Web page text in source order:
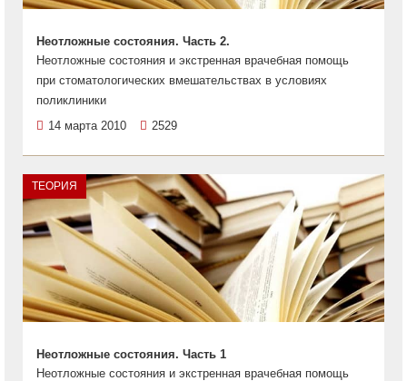
Неотложные состояния. Часть 2.
Неотложные состояния и экстренная врачебная помощь
при стоматологических вмешательствах в условиях
поликлиники
14 марта 2010
2529
ТЕОРИЯ
Неотложные состояния. Часть 1
Неотложные состояния и экстренная врачебная помощь